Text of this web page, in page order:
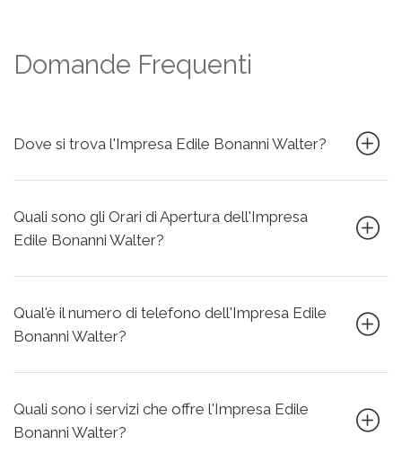
Domande Frequenti
Dove si trova l'Impresa Edile Bonanni Walter?
Quali sono gli Orari di Apertura dell'Impresa
Edile Bonanni Walter?
Qual'è il numero di telefono dell'Impresa Edile
Bonanni Walter?
Quali sono i servizi che offre l'Impresa Edile
Bonanni Walter?